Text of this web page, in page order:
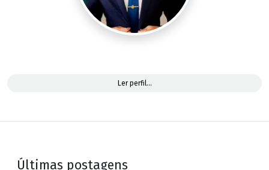
Ler perfil...
Últimas postagens